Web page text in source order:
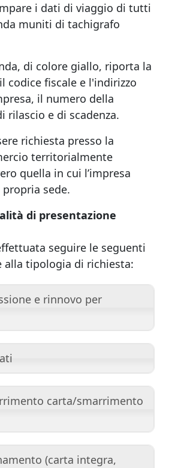
i dati di viaggio di tutti
muniti di tachigrafo
di colore giallo, riporta la
codice fiscale e l'indirizzo
il numero della
rilascio e di scadenza.
richiesta presso la
territorialmente
quella in cui l’impresa
sede.
di presentazione
seguire le seguenti
alla tipologia di richiesta:
e rinnovo per
carta/smarrimento
(carta integra,